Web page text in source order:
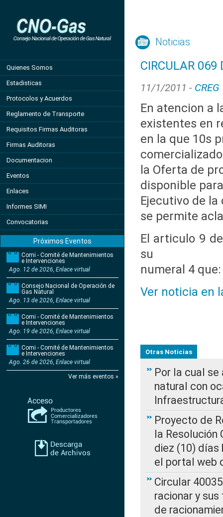
Quienes Somos
Estadisticas
Protocolos y Acuerdos
Reglamento de Transporte
Requisitos Firmas Auditoras
Firmas Auditoras
Documentacion
Eventos
Enlaces
Informes SIMI
Convocatorias
Próximos Eventos
Comi - Comité de Mantenimientos
e Intervenciones
Ago. 12 de 2026, Enlace virtual
Consejo Nacional de Operación de
Gas Natural
Ago. 13 de 2026, Enlace virtual
Comi - Comité de Mantenimientos
e Intervenciones
Ago. 19 de 2026, Enlace virtual
Comi - Comité de Mantenimientos
e Intervenciones
Ago. 26 de 2026, Enlace virtual
Ver más eventos »
Noticias
CIRCULAR 069
11/1/2011 - CREG
En atencion a
existentes en
en la que 10s
la Oferta de
disponible
Ejecutivo de la
se permite
El articulo 9
su
numeral 4 que:
Ver noticia en
Otras Noticias
Por la cual
natural con
Proyecto de
la Resolución
diez (10) días
el portal web
Circular
racionar y
de